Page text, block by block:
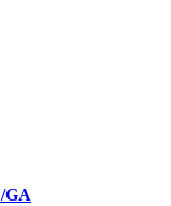
GA